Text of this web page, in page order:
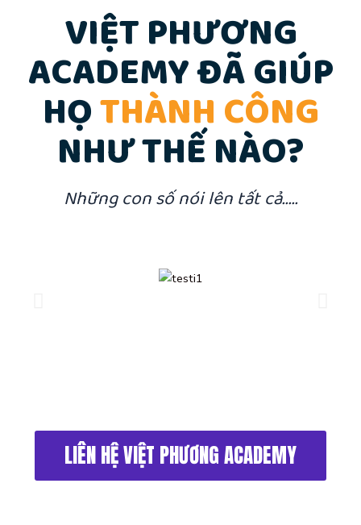
VIỆT PHƯƠNG
ACADEMY ĐÃ GIÚP
HỌTHÀNH CÔNG
NHƯ THẾ NÀO?
Những con số nói lên tất cả.....
LIÊN HỆ VIỆT PHƯƠNG ACADEMY